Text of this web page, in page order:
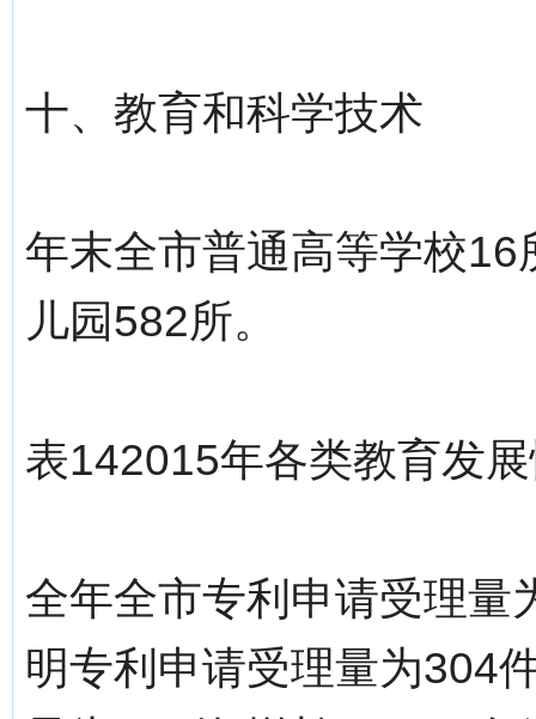
十、教育和科学技术
年末全市普通高等学校
儿园582所。
表142015年各类教育发
全年全市专利申请受理量
明专利申请受理量为304